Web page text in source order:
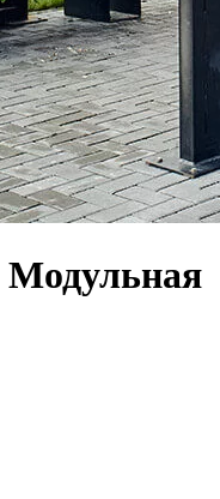
Модульная